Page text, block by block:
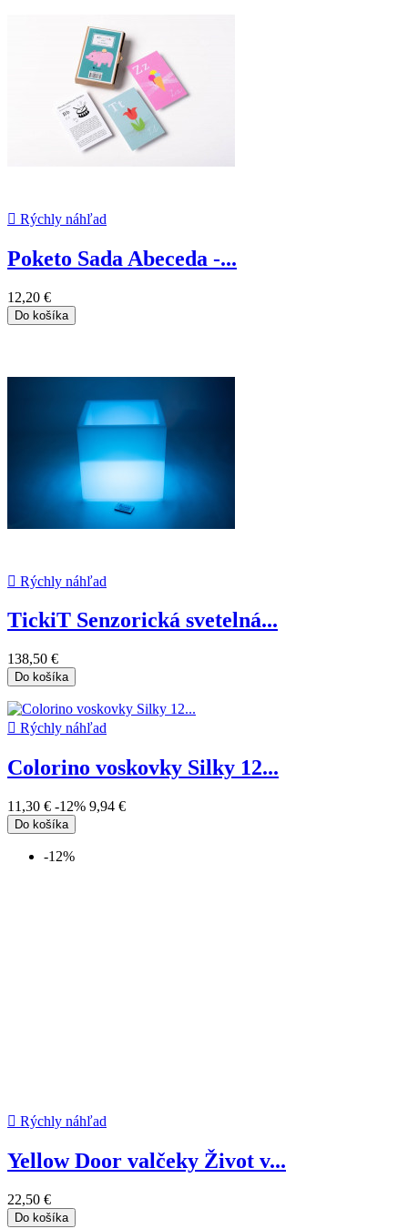
 Rýchly náhľad
Poketo Sada Abeceda -...
12,20 €
Do košíka
 Rýchly náhľad
TickiT Senzorická svetelná...
138,50 €
Do košíka
 Rýchly náhľad
Colorino voskovky Silky 12...
11,30 € -12% 9,94 €
Do košíka
-12%
 Rýchly náhľad
Yellow Door valčeky Život v...
22,50 €
Do košíka